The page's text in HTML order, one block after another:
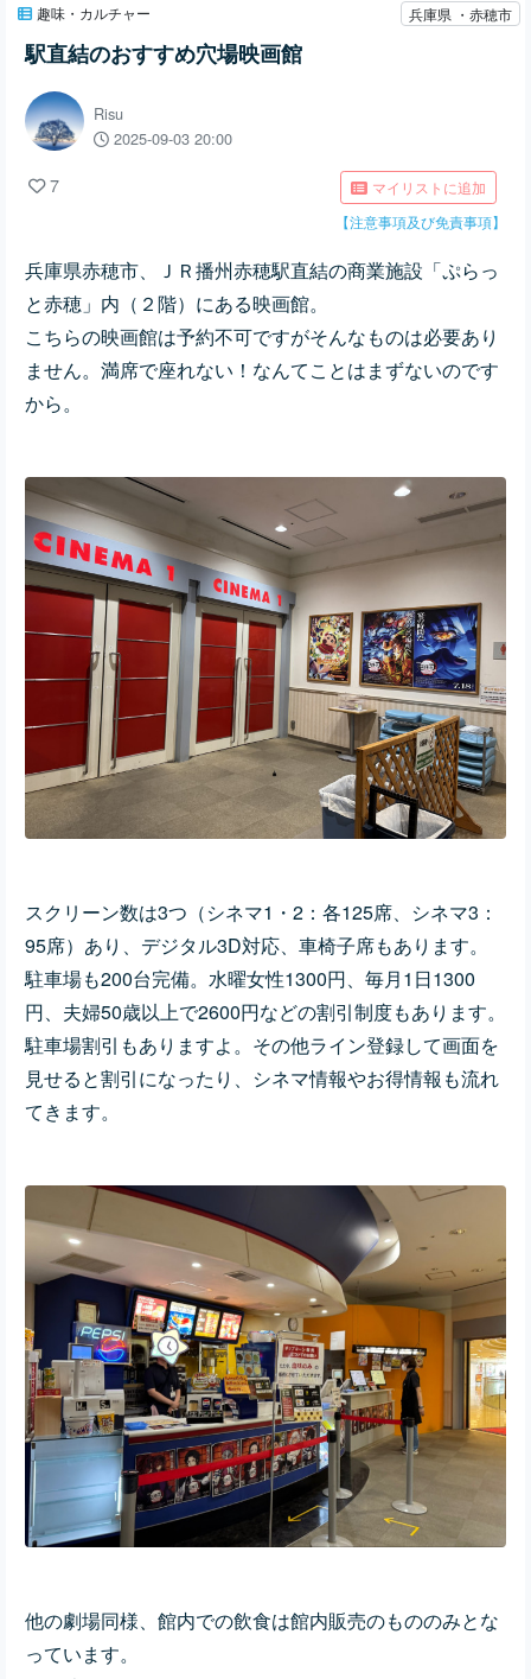
趣味・カルチャー 兵庫県 ・赤穂市
駅直結のおすすめ穴場映画館
Risu
2025-09-03 20:00
7
マイリストに追加
【注意事項及び免責事項】
兵庫県赤穂市、ＪＲ播州赤穂駅直結の商業施設「ぷらっ
と赤穂」内（２階）にある映画館。
こちらの映画館は予約不可ですがそんなものは必要あり
ません。満席で座れない！なんてことはまずないのです
から。
スクリーン数は3つ（シネマ1・2：各125席、シネマ3：
95席）あり、デジタル3D対応、車椅子席もあります。
駐車場も200台完備。 水曜女性1300円、毎月1日1300
円、夫婦50歳以上で2600円などの割引制度もあります。
駐車場割引もありますよ。その他ライン登録して画面を
見せると割引になったり、シネマ情報やお得情報も流れ
てきます。
他の劇場同様、館内での飲食は館内販売のもののみとな
っています。